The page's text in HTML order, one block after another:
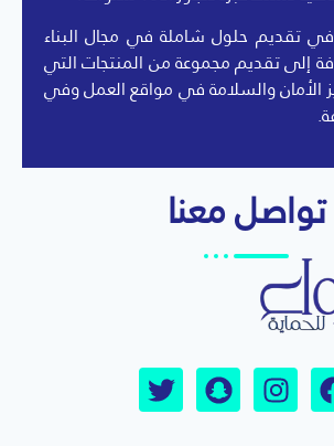
تقديم حلول شاملة في مجال البناء
إلى تقديم مجموعة من المنتجات التي
والسلامة في مواقع العمل وفي
تواصل معنا